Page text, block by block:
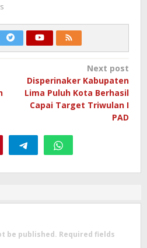
Next post
Disperinaker Kabupaten
Lima Puluh Kota Berhasil
Capai Target Triwulan I
PAD
be published. Required fields